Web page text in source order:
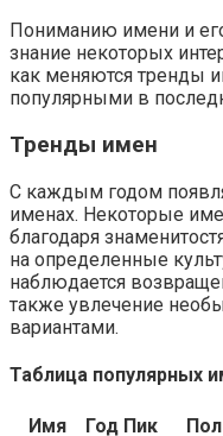
Пониманию имени и
знание некоторых
как меняются тренды
популярными в
Тренды имен
С каждым годом
именах. Некоторые
благодаря
на определенные
наблюдается
также увлечение
вариантами.
Таблица популярных
Имя Год Пик Пол